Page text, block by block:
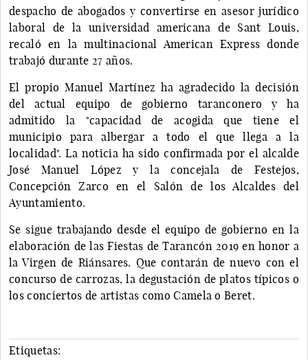
despacho de abogados y convertirse en asesor jurídico
laboral de la universidad americana de Sant Louis,
recaló en la multinacional American Express donde
trabajó durante 27 años.
El propio Manuel Martínez ha agradecido la decisión
del actual equipo de gobierno taranconero y ha
admitido la "capacidad de acogida que tiene el
municipio para albergar a todo el que llega a la
localidad". La noticia ha sido confirmada por el alcalde
José Manuel López y la concejala de Festejos,
Concepción Zarco en el Salón de los Alcaldes del
Ayuntamiento.
Se sigue trabajando desde el equipo de gobierno en la
elaboración de las Fiestas de Tarancón 2019 en honor a
la Virgen de Riánsares. Que contarán de nuevo con el
concurso de carrozas, la degustación de platos típicos o
los conciertos de artistas como Camela o Beret.
Etiquetas: